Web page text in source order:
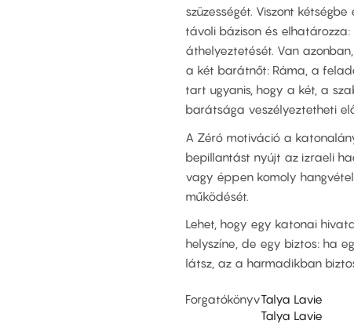
szüzességét. Viszont
távoli bázison és
áthelyeztetését. Van
a két barátnőt: Ráma, a
tart ugyanis, hogy a két, a
barátsága veszélyeztetheti
A Zéró motiváció a
bepillantást nyújt az izraeli
vagy éppen komoly
működését.
Lehet, hogy egy katonai
helyszíne, de egy biztos: ha
látsz, az a harmadikban
ForgatókönyvTalya Lavie
Talya Lavie